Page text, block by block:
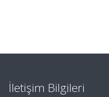
İletişim Bilgileri